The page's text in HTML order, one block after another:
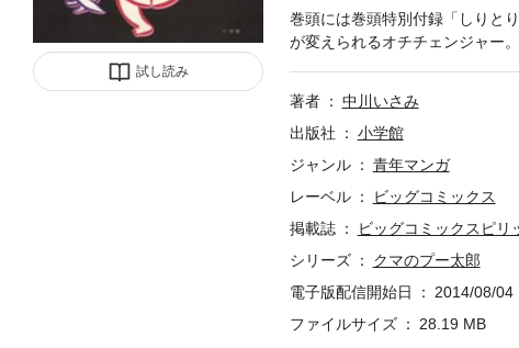
試し読み
巻頭には巻頭特別付録「しりと
が変えられるオチチェンジャー
著者
中川いさみ
出版社
小学館
ジャンル
青年マンガ
レーベル
ビッグコミックス
掲載誌
ビッグコミックスピリ
シリーズ
クマのプー太郎
電子版配信開始日
2014/08/04
ファイルサイズ
28.19 MB